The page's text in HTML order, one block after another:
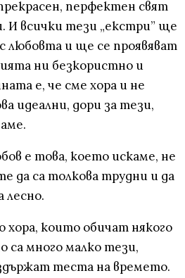
перфектен свят
И всички тези „екстри” ще
любовта и ще се проявяват
ни безкористно и
е, че сме хора и не
идеални, дори за тези,
е това, което искаме, не
да са толкова трудни и да
лесно.
хора, които обичат някого
са много малко тези,
теста на времето.